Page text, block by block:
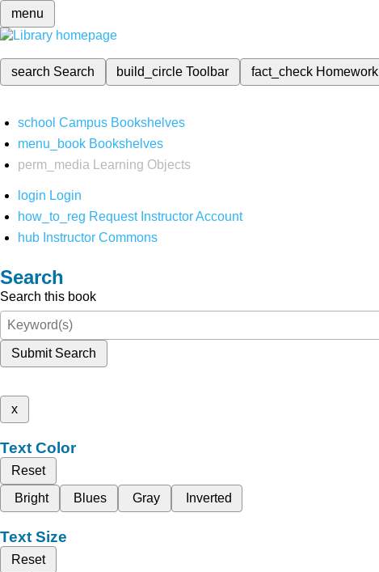
menu
search Search build_circleToolbar fact_check Homework
school Campus Bookshelves
menu_book Bookshelves
perm_media
Learning Objects
login Login
how_to_reg Request Instructor Account
hub Instructor Commons
Search
Search this book
Submit Search
x
Text Color
Reset
Bright
Blues Gray Inverted
Text Size
Reset